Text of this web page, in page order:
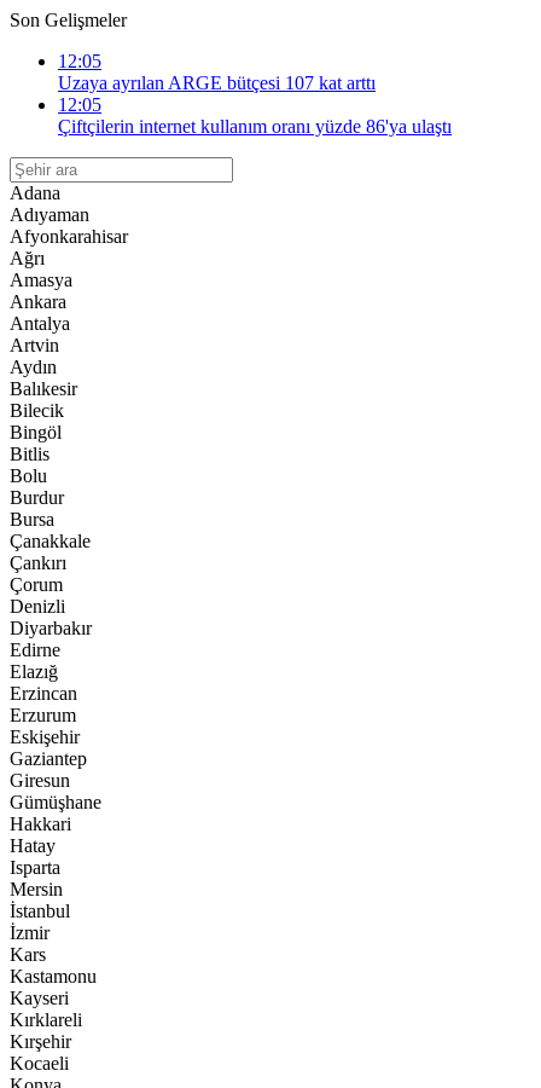
Son Gelişmeler
12:05
Uzaya ayrılan ARGE bütçesi 107 kat arttı
12:05
Çiftçilerin internet kullanım oranı yüzde 86'ya ulaştı
Adana
Adıyaman
Afyonkarahisar
Ağrı
Amasya
Ankara
Antalya
Artvin
Aydın
Balıkesir
Bilecik
Bingöl
Bitlis
Bolu
Burdur
Bursa
Çanakkale
Çankırı
Çorum
Denizli
Diyarbakır
Edirne
Elazığ
Erzincan
Erzurum
Eskişehir
Gaziantep
Giresun
Gümüşhane
Hakkari
Hatay
Isparta
Mersin
İstanbul
İzmir
Kars
Kastamonu
Kayseri
Kırklareli
Kırşehir
Kocaeli